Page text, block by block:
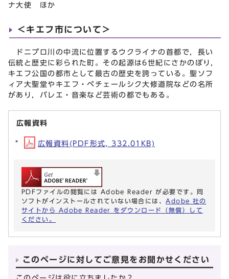
ナ大使 ほか
＜キエフ市について＞
ドニプロ川の中流に位置するウクライナの首都で，長い
伝統と歴史に彩られた町。その起源は6世紀にさかのぼり，
キエフ公国の都市として最古の歴史を誇っている。聖ソフ
ィア大聖堂やキエフ・ペチェールシク大修道院などの名所
があり，バレエ・音楽など芸術の都でもある。
広報資料
広報資料(PDF形式, 332.01KB)
PDFファイルの閲覧には Adobe Reader が必要です。同
ソフトがインストールされていない場合には、 Adobe 社の
サイトから Adobe Reader をダウンロード（無償）して
ください。
このページに対してご意見をお聞かせください